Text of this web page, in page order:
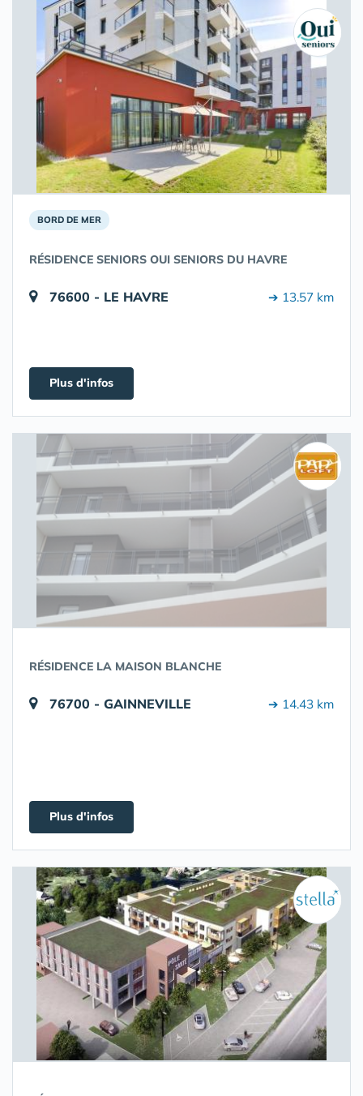
BORD DE MER
RÉSIDENCE SENIORS OUI SENIORS DU HAVRE
76600 - LE HAVRE ➔ 13.57 km
Plus d'infos
RÉSIDENCE LA MAISON BLANCHE
76700 - GAINNEVILLE ➔ 14.43 km
Plus d'infos